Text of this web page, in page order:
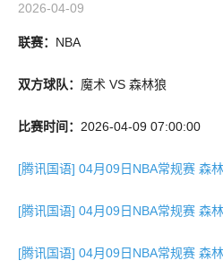
2026-04-09
联赛： NBA
双方球队： 魔术 VS 森林狼
比赛时间： 2026-04-09 07:00:00
[腾讯国语] 04月09日NBA常规赛 森
[腾讯国语] 04月09日NBA常规赛 森
[腾讯国语] 04月09日NBA常规赛 森